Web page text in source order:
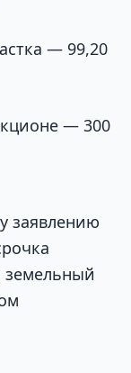
— 99,20
— 300
заявлению
земельный